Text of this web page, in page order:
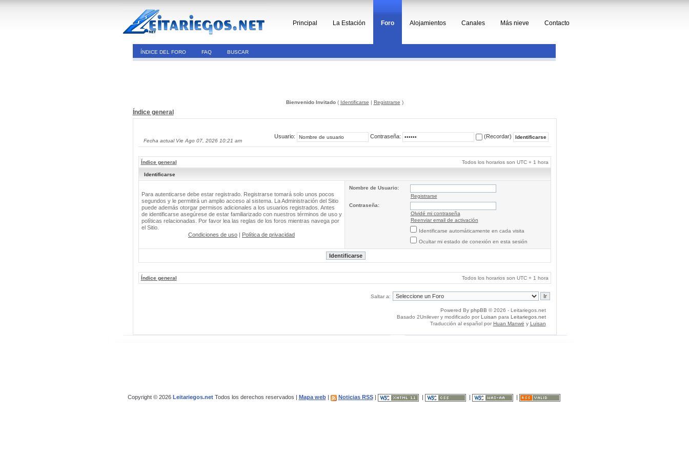
Principal La Estación Foro Alojamientos Canales Más nieve Contacto
ÍNDICE DEL FORO FAQ BUSCAR
Bienvenido Invitado( Identificarse | Registrarse )
Índice general
Fecha actual Vie Ago 07, 2026 10:21 am
Usuario: Contraseña: (Recordar)
Índice general Todos los horarios son UTC + 1 hora
Identificarse
Para autenticarse debe estar registrado. Registrarse tomará solo unos pocos
segundos y le permitirá un amplio acceso al sistema. La Administración del Sitio
puede además otorgar permisos adicionales a los usuarios registrados. Antes
de identificarse asegúrese de estar familiarizado con nuestros términos de uso y
políticas relacionadas. Por favor lea las reglas de los foros mientras navega por
el Sitio.
Condiciones de uso | Política de privacidad
Nombre de Usuario:
Registrarse
Contraseña:
Olvidé mi contraseña
Reenviar email de activación
Identificarse automáticamente en cada visita
Ocultar mi estado de conexión en esta sesión
Índice general Todos los horarios son UTC + 1 hora
Saltar a:
Powered By phpBB © 2026 - Leitariegos.net
Basado 2Unilever y modificado por Luisan para Leitariegos.net
Traducción al español por Huan Manwë y Luisan
Copyright © 2026 Leitariegos.netTodos los derechos reservados | Mapa web| Noticias RSS|